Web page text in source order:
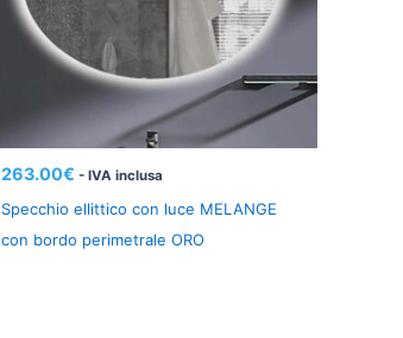
263.00€ - IVA inclusa
Specchio ellittico con luce MELANGE
con bordo perimetrale ORO